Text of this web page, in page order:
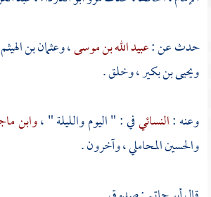
حدث عن :عبيد الله بن موسى،وعثمان بن
ويحيى بن بكير، وخلق .
وعنه :النسائيفي : " اليوم والليلة " ،وابن
والحسين المحاملي، وآخرون .